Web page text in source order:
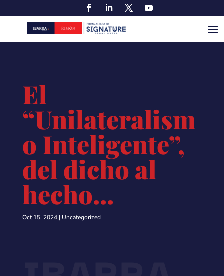
El
“Unilateralism
o Inteligente”,
del dicho al
hecho…
Oct 15, 2024| Uncategorized